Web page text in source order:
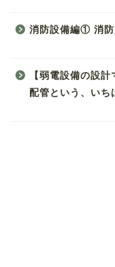
消防設備編① 消防
【弱電設備の設
配管という、いち